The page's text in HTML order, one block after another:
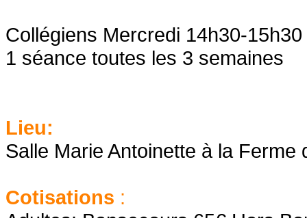
Collégiens Mercredi 14h30-15h30
1 séance toutes les 3 semaines
Lieu:
Salle Marie Antoinette à la Ferme
Cotisations :